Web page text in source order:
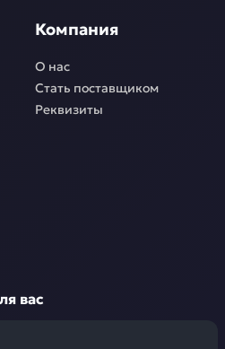
Компания
О нас
Стать поставщиком
Реквизиты
вас